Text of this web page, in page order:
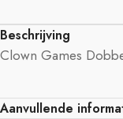
Beschrijving
Clown Games
Aanvullende